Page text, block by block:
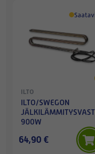
ILTO
ILTO/SWEGON
900W
64,90 €